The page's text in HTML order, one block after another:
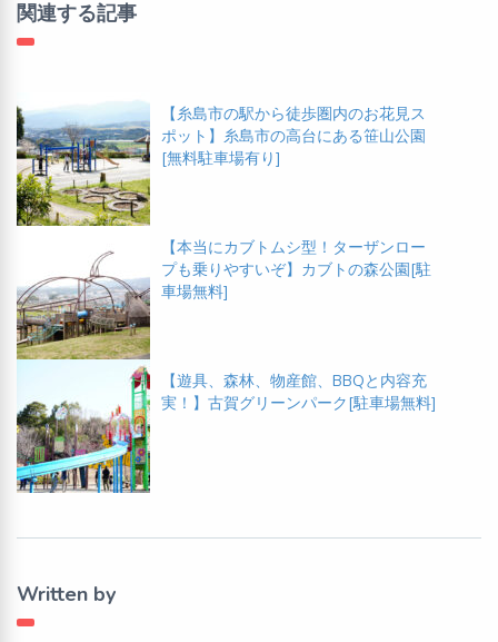
関連する記事
【糸島市の駅から徒歩圏内のお花見ス
ポット】糸島市の高台にある笹山公園
[無料駐車場有り]
【本当にカブトムシ型！ターザンロー
プも乗りやすいぞ】カブトの森公園[駐
車場無料]
【遊具、森林、物産館、BBQと内容充
実！】古賀グリーンパーク[駐車場無料]
Written by